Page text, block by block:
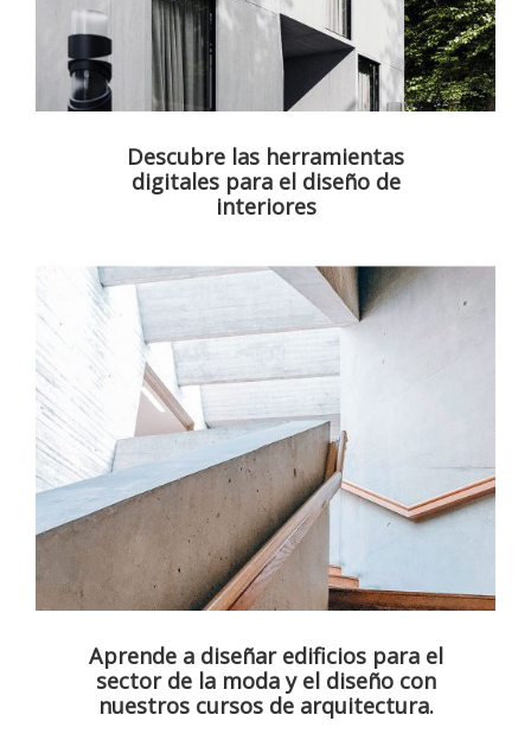
Descubre las herramientas
digitales para el diseño de
interiores
Aprende a diseñar edificios para el
sector de la moda y el diseño con
nuestros cursos de arquitectura.